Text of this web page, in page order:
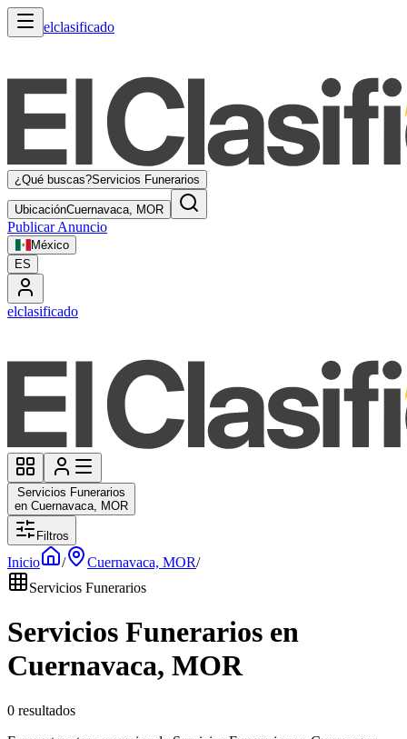
elclasificado
¿Qué buscas?Servicios Funerarios
UbicaciónCuernavaca, MOR
Publicar Anuncio
México
ES
elclasificado
Servicios Funerarios
en Cuernavaca, MOR
Filtros
Inicio / Cuernavaca, MOR/
Servicios Funerarios
Servicios Funerarios en
Cuernavaca, MOR
0 resultados